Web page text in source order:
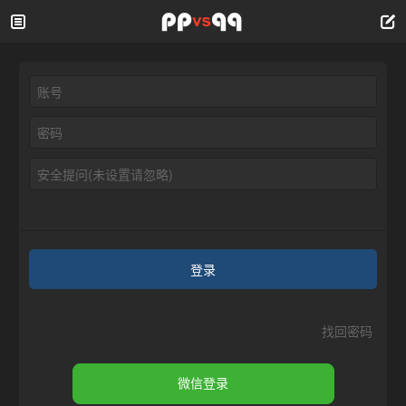
安全提问(未设置请忽略)
登录
找回密码
微信登录